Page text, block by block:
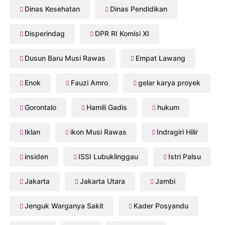
Dinas Kesehatan Dinas Pendidikan
Disperindag DPR RI Komisi XI
Dusun Baru Musi Rawas Empat Lawang
Enok Fauzi Amro gelar karya proyek
Gorontalo Hamili Gadis hukum
Iklan ikon Musi Rawas Indragiri Hilir
insiden ISSI Lubuklinggau Istri Palsu
Jakarta Jakarta Utara Jambi
Jenguk Warganya Sakit Kader Posyandu